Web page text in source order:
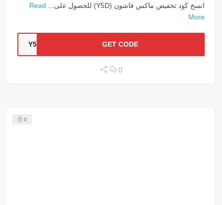
انسخ كود تخفيض ماكس فاشون (Y5D) للحصول على...
Read
More
GET CODE
0
0